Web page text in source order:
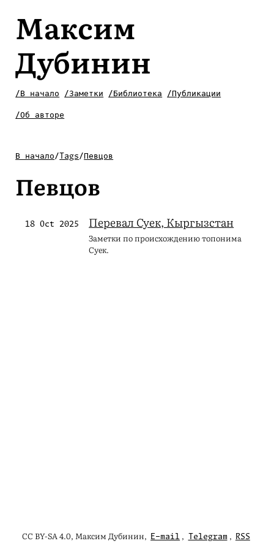
Максим
Дубинин
/В начало /Заметки /Библиотека /Публикации
/Об авторе
В начало/ Tags/ Певцов
Певцов
18 Oct 2025 Перевал Суек, Кыргызстан
Заметки по происхождению топонима
Суек.
CC BY-SA 4.0, Максим Дубинин, E-mail , Telegram , RSS